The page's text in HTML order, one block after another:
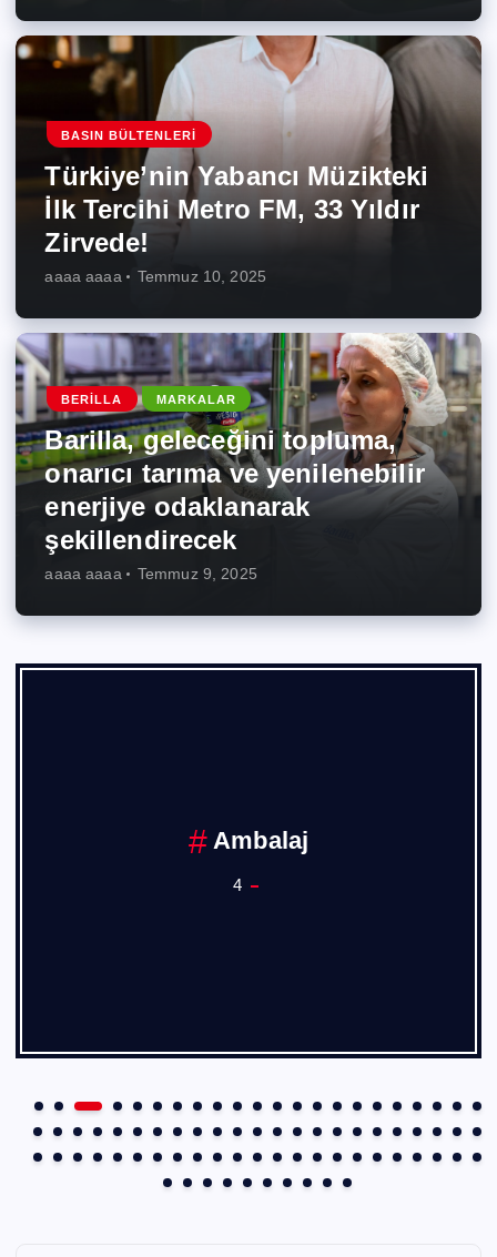
BASIN BÜLTENLERI
Türkiye’nin Yabancı Müzikteki
İlk Tercihi Metro FM, 33 Yıldır
Zirvede!
aaaa aaaa Temmuz 10, 2025
BERILLA MARKALAR
Barilla, geleceğini topluma,
onarıcı tarıma ve yenilenebilir
enerjiye odaklanarak
şekillendirecek
aaaa aaaa Temmuz 9, 2025
Ambalaj
4